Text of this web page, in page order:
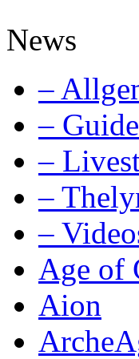
News
–
–
–
–
–
Age of
Aion